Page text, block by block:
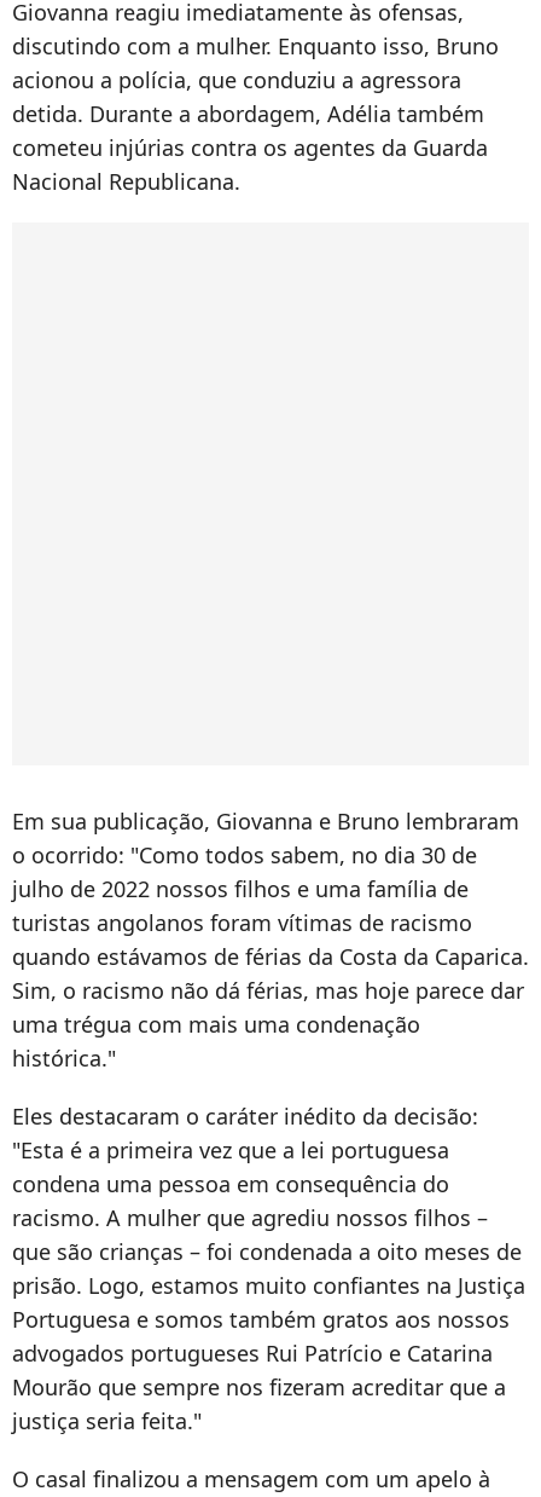
Giovanna reagiu imediatamente às ofensas,
discutindo com a mulher. Enquanto isso, Bruno
acionou a polícia, que conduziu a agressora
detida. Durante a abordagem, Adélia também
cometeu injúrias contra os agentes da Guarda
Nacional Republicana.
Em sua publicação, Giovanna e Bruno lembraram
o ocorrido: "Como todos sabem, no dia 30 de
julho de 2022 nossos filhos e uma família de
turistas angolanos foram vítimas de racismo
quando estávamos de férias da Costa da Caparica.
Sim, o racismo não dá férias, mas hoje parece dar
uma trégua com mais uma condenação
histórica."
Eles destacaram o caráter inédito da decisão:
"Esta é a primeira vez que a lei portuguesa
condena uma pessoa em consequência do
racismo. A mulher que agrediu nossos filhos –
que são crianças – foi condenada a oito meses de
prisão. Logo, estamos muito confiantes na Justiça
Portuguesa e somos também gratos aos nossos
advogados portugueses Rui Patrício e Catarina
Mourão que sempre nos fizeram acreditar que a
justiça seria feita."
O casal finalizou a mensagem com um apelo à